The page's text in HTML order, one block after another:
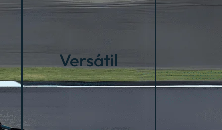
Versátil
cualquier formato y tamaño de
evento, desde sesiones íntimas
hasta grandes conferencias,
siempre con el objetivo de